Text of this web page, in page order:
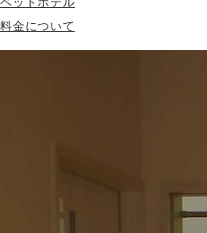
料金について